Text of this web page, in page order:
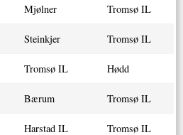
Mjølner Tromsø IL
Steinkjer Tromsø IL
Tromsø IL Hødd
Bærum Tromsø IL
Harstad IL Tromsø IL